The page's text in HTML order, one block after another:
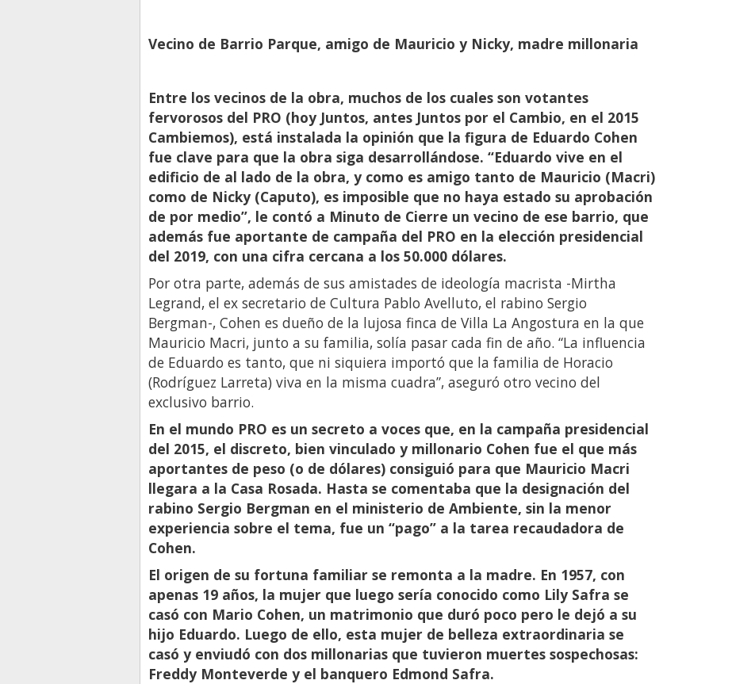
Vecino de Barrio Parque, amigo de Mauricio y Nicky, madre millonaria
Entre los vecinos de la obra, muchos de los cuales son votantes
fervorosos del PRO (hoy Juntos, antes Juntos por el Cambio, en el 2015
Cambiemos), está instalada la opinión que la figura de Eduardo Cohen
fue clave para que la obra siga desarrollándose. “Eduardo vive en el
edificio de al lado de la obra, y como es amigo tanto de Mauricio (Macri)
como de Nicky (Caputo), es imposible que no haya estado su aprobación
de por medio”, le contó a Minuto de Cierre un vecino de ese barrio, que
además fue aportante de campaña del PRO en la elección presidencial
del 2019, con una cifra cercana a los 50.000 dólares.
Por otra parte, además de sus amistades de ideología macrista -Mirtha
Legrand, el ex secretario de Cultura Pablo Avelluto, el rabino Sergio
Bergman-, Cohen es dueño de la lujosa finca de Villa La Angostura en la que
Mauricio Macri, junto a su familia, solía pasar cada fin de año. “La influencia
de Eduardo es tanto, que ni siquiera importó que la familia de Horacio
(Rodríguez Larreta) viva en la misma cuadra”, aseguró otro vecino del
exclusivo barrio.
En el mundo PRO es un secreto a voces que, en la campaña presidencial
del 2015, el discreto, bien vinculado y millonario Cohen fue el que más
aportantes de peso (o de dólares) consiguió para que Mauricio Macri
llegara a la Casa Rosada. Hasta se comentaba que la designación del
rabino Sergio Bergman en el ministerio de Ambiente, sin la menor
experiencia sobre el tema, fue un “pago” a la tarea recaudadora de
Cohen.
El origen de su fortuna familiar se remonta a la madre. En 1957, con
apenas 19 años, la mujer que luego sería conocido como Lily Safra se
casó con Mario Cohen, un matrimonio que duró poco pero le dejó a su
hijo Eduardo. Luego de ello, esta mujer de belleza extraordinaria se
casó y enviudó con dos millonarias que tuvieron muertes sospechosas:
Freddy Monteverde y el banquero Edmond Safra.